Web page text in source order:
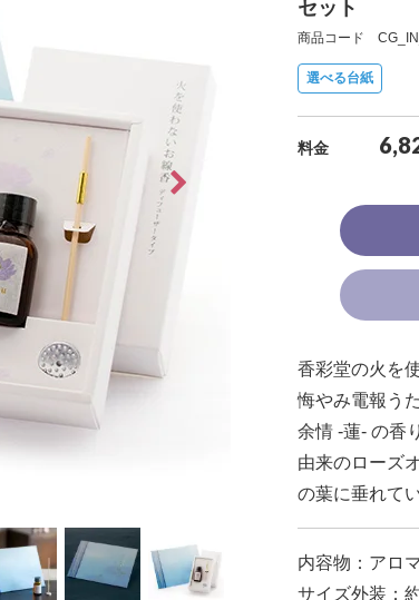
セット
商品コード
選べる台紙
料金
香彩堂の火を
悔やみ電報う
余情 -蓮- の香
由来のローズ
の葉に垂れて
内容物：アロ
サイズ外装：